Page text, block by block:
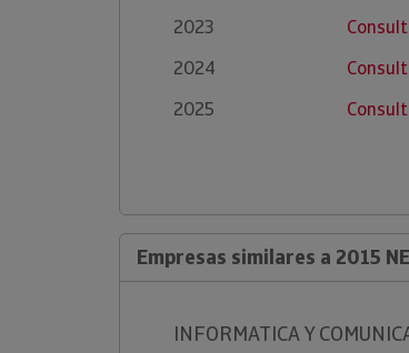
2023
2024
2025
Empresas similares a 2015
INFORMATICA Y